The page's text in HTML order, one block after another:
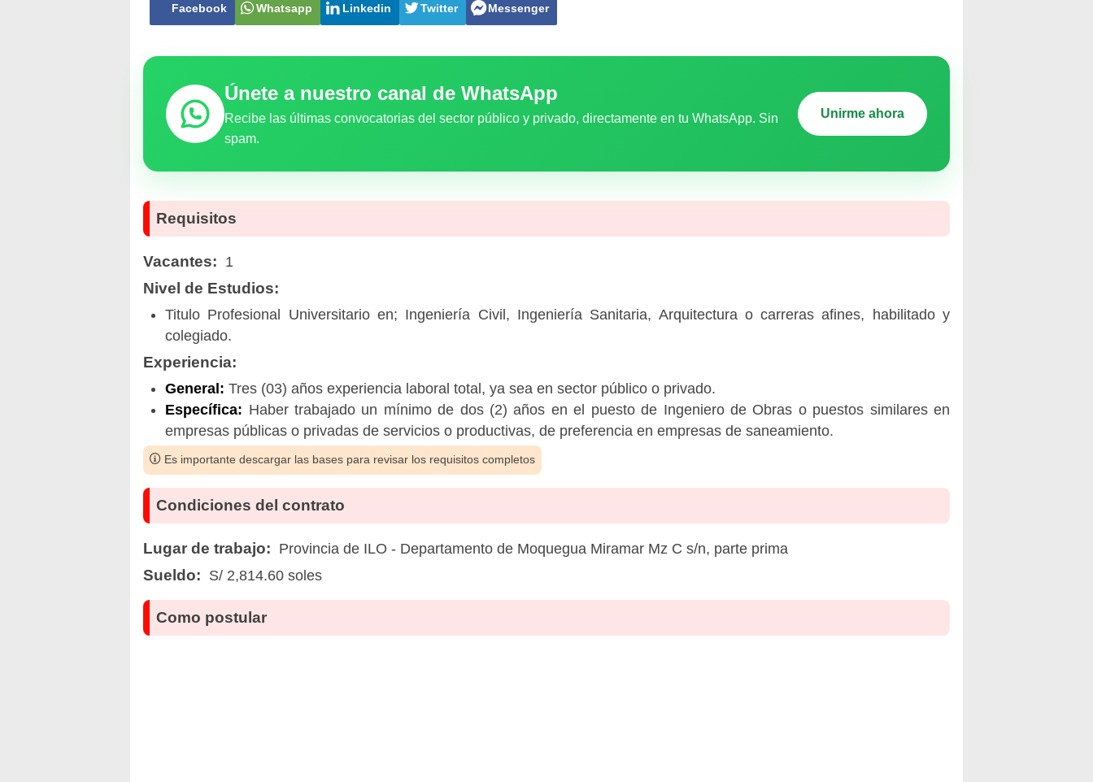
Facebook Whatsapp Linkedin Twitter Messenger
Únete a nuestro canal de WhatsApp
Recibe las últimas convocatorias del sector público y privado, directamente en tu WhatsApp. Sin
spam.
Unirme ahora
Requisitos
Vacantes: 1
Nivel de Estudios:
Titulo Profesional Universitario en; Ingeniería Civil, Ingeniería Sanitaria, Arquitectura o carreras afines, habilitado y
colegiado.
Experiencia:
General: Tres (03) años experiencia laboral total, ya sea en sector público o privado.
Específica: Haber trabajado un mínimo de dos (2) años en el puesto de Ingeniero de Obras o puestos similares en
empresas públicas o privadas de servicios o productivas, de preferencia en empresas de saneamiento.
Es importante descargar las bases para revisar los requisitos completos
Condiciones del contrato
Lugar de trabajo: Provincia de ILO - Departamento de Moquegua Miramar Mz C s/n, parte prima
Sueldo: S/ 2,814.60 soles
Como postular